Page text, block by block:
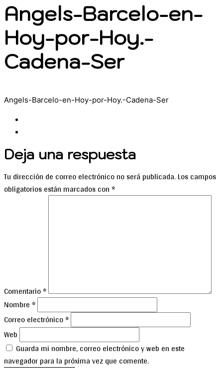
Angels-Barcelo-en-
Hoy-por-Hoy.-
Cadena-Ser
Angels-Barcelo-en-Hoy-por-Hoy.-Cadena-Ser
Deja una respuesta
Tu dirección de correo electrónico no será publicada.Los campos
obligatorios están marcados con*
Comentario*
Nombre*
Correo electrónico*
Web
Guarda mi nombre, correo electrónico y web en este
navegador para la próxima vez que comente.